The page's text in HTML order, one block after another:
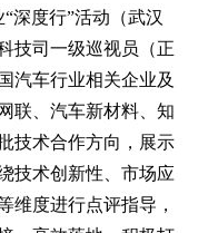
度行”活动（武汉
技司一级巡视员（正
汽车行业相关企业及
联、汽车新材料、知
技术合作方向，展示
技术创新性、市场应
维度进行点评指导，